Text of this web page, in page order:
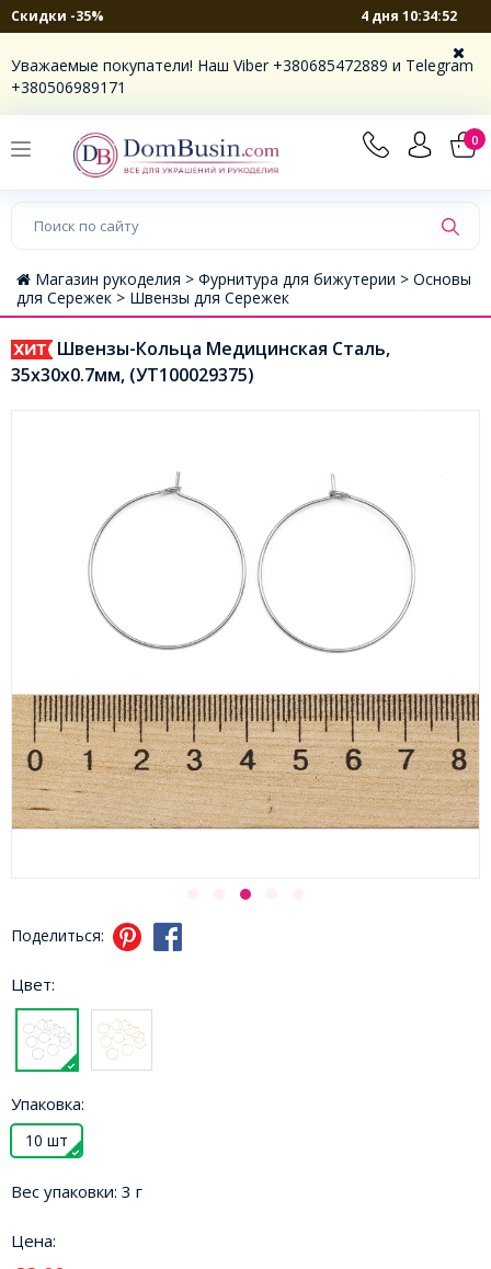
Скидки -35% 4 дня 10:34:51
Уважаемые покупатели! Наш Viber +380685472889 и Telegram
+380506989171
0
Магазин рукоделия > Фурнитура для бижутерии > Основы
для Сережек > Швензы для Сережек
Швензы-Кольца Медицинская Сталь,
35х30х0.7мм, (УТ100029375)
Поделиться:
Цвет:
Упаковка:
10 шт
Вес упаковки: 3 г
Цена: